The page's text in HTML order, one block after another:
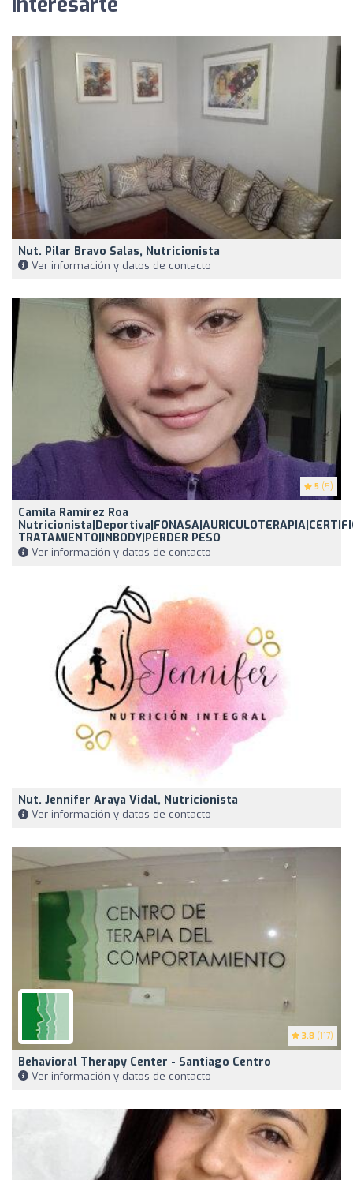
Nut. Pilar Bravo Salas, Nutricionista
Ver información y datos de contacto
5 (5)
Camila Ramírez Roa
TRATAMIENTO|INBODY|PERDER PESO
Ver información y datos de contacto
Nut. Jennifer Araya Vidal, Nutricionista
Ver información y datos de contacto
3.8 (117)
Behavioral Therapy Center - Santiago Centro
Ver información y datos de contacto